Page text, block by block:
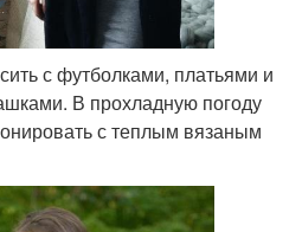
с футболками, платьями и
В прохладную погоду
с теплым вязаным